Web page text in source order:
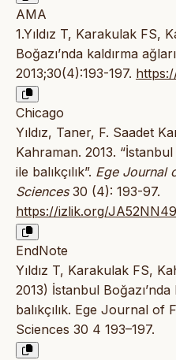
AMA
1.Yıldız T, Karakulak FS,
Boğazı’nda kaldırma
2013;30(4):193-197.
Chicago
Yıldız, Taner, F. Saadet
Kahraman. 2013. “İstanbul
ile balıkçılık”. Ege Journal
Sciences30 (4): 193-97.
https://izlik.org/
EndNote
Yıldız T, Karakulak FS,
2013) İstanbul Boğazı’nda
balıkçılık. Ege Journal of
Sciences 30 4 193–197.